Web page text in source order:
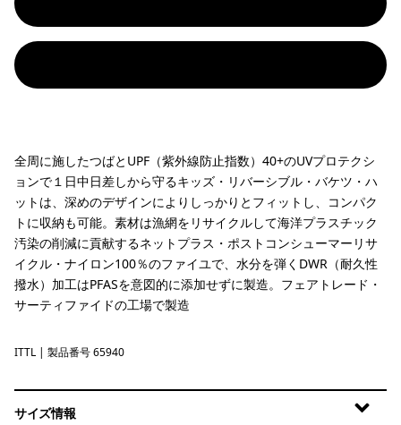
全周に施したつばとUPF（紫外線防止指数）40+のUVプロテクシ
ョンで１日中日差しから守るキッズ・リバーシブル・バケツ・ハ
ットは、深めのデザインによりしっかりとフィットし、コンパク
トに収納も可能。素材は漁網をリサイクルして海洋プラスチック
汚染の削減に貢献するネットプラス・ポストコンシューマーリサ
イクル・ナイロン100％のファイユで、水分を弾くDWR（耐久性
撥水）加工はPFASを意図的に添加せずに製造。フェアトレード・
サーティファイドの工場で製造
Island Turtle: Early Teal
ITTL | 製品番号 65940
サイズ情報